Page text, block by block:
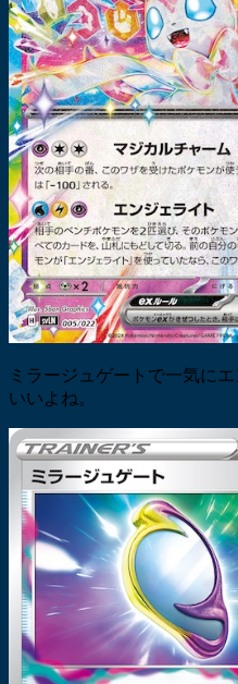
ミラージュゲートで一気に
いいよね。